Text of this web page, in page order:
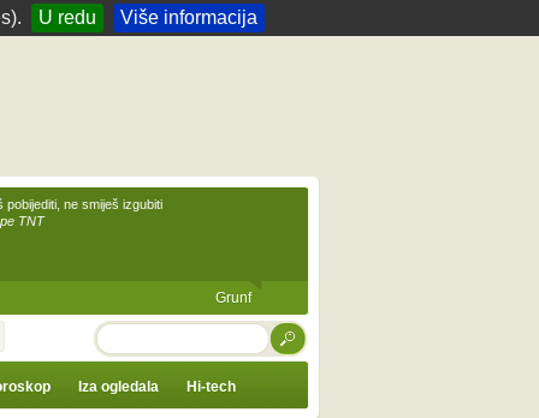
U redu Više informacija
pobijediti, ne smiješ izgubiti
TNT
Grunf
TRAŽI
Iza ogledala Hi-tech